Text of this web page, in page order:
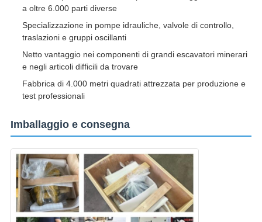
a oltre 6.000 parti diverse
Specializzazione in pompe idrauliche, valvole di controllo,
traslazioni e gruppi oscillanti
Netto vantaggio nei componenti di grandi escavatori minerari
e negli articoli difficili da trovare
Fabbrica di 4.000 metri quadrati attrezzata per produzione e
test professionali
Imballaggio e consegna